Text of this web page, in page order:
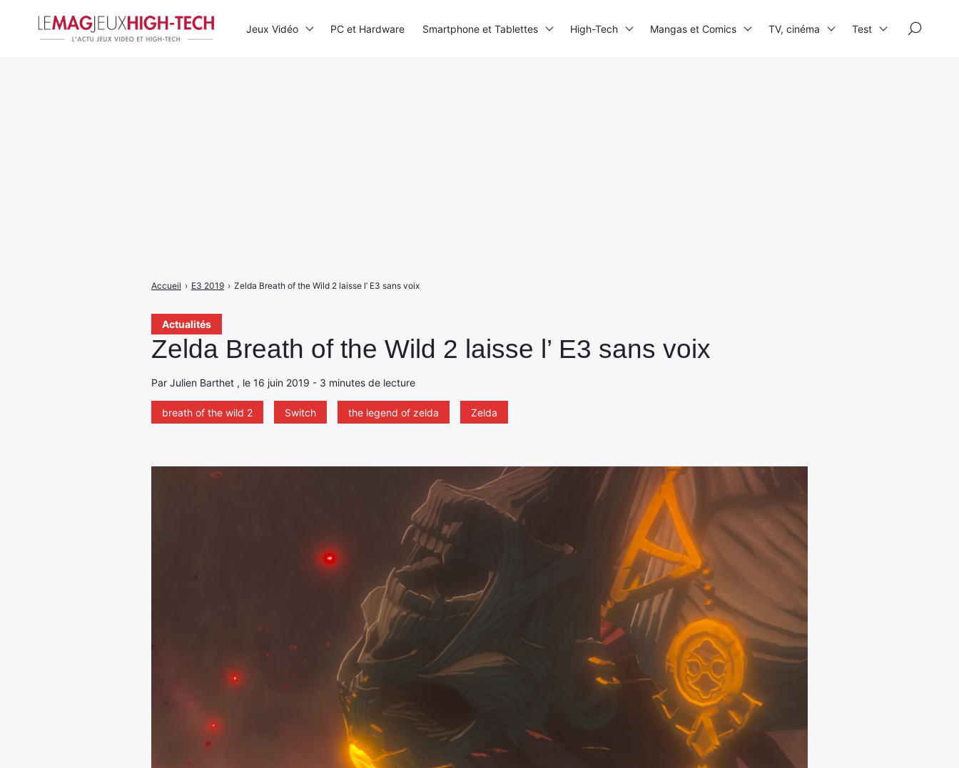
Actualités
Zelda Breath of the Wild 2 laisse l’ E3 sans voix
Par Julien Barthet , le 16 juin 2019 - 3 minutes de lecture
breath of the wild 2 Switch the legend of zelda Zelda
Accueil › E3 2019 › Zelda Breath of the Wild 2 laisse l’ E3 sans voix
Jeux Vidéo PC et Hardware Smartphone et Tablettes High-Tech Mangas et Comics TV, cinéma Test